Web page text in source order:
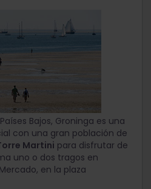
Bajos, Groninga es una
con una gran población de
Martini para disfrutar de
uno o dos tragos en
en la plaza